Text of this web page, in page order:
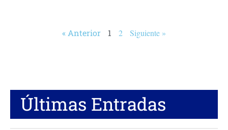
« Anterior 1 2 Siguiente »
Últimas Entradas